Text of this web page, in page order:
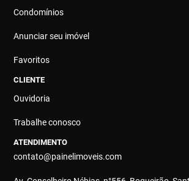
Condomínios
Anunciar seu imóvel
Favoritos
CLIENTE
Ouvidoria
Trabalhe conosco
ATENDIMENTO
contato@painelimoveis.com